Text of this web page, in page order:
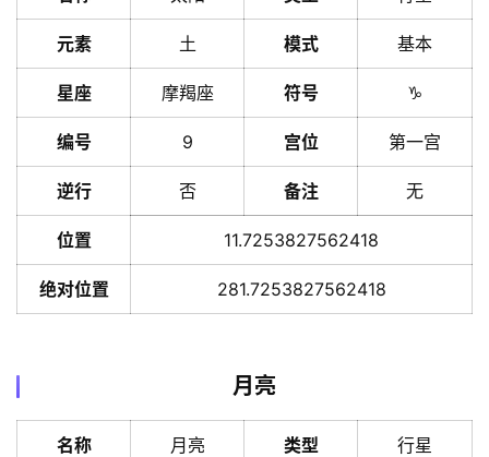
元素 土 模式 基本
星座 摩羯座 符号 ♑️
编号 9 宫位 第一宫
逆行 否 备注 无
位置 11.7253827562418
绝对位置 281.7253827562418
月亮
名称 月亮 类型 行星